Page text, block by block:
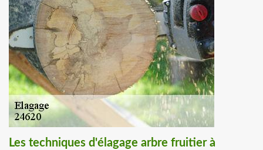
Les techniques d'élagage arbre fruitier à